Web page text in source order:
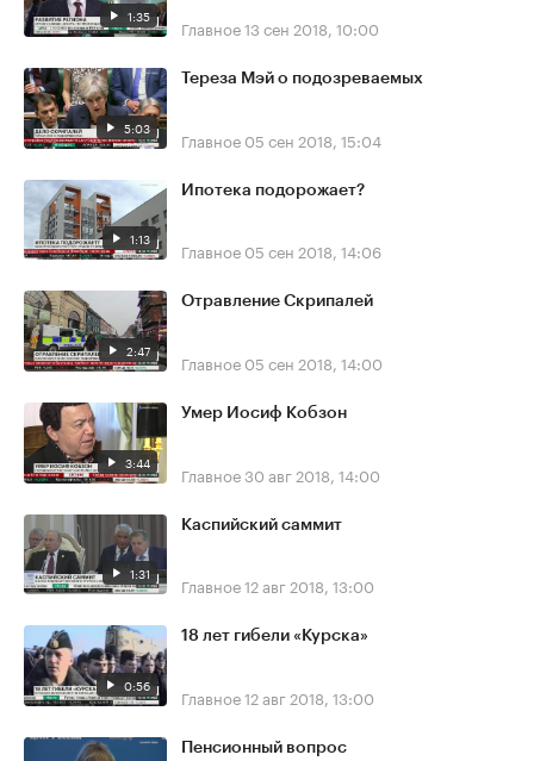
1:35 Главное13 сен 2018, 10:00
5:03
Тереза Мэй о подозреваемых
Главное 05 сен 2018, 15:04
1:13
Ипотека подорожает?
Главное 05 сен 2018, 14:06
2:47
Отравление Скрипалей
Главное 05 сен 2018, 14:00
3:44
Умер Иосиф Кобзон
Главное30 авг 2018, 14:00
1:31
Каспийский саммит
Главное12 авг 2018, 13:00
0:56
18 лет гибели «Курска»
Главное12 авг 2018, 13:00
Пенсионный вопрос